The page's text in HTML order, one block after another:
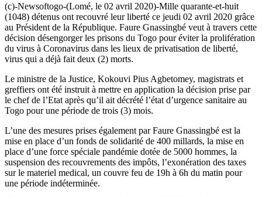
(c)-Newsoftogo-(Lomé, le 02 avril 2020)-Mille quarante-et-huit
(1048) détenus ont recouvré leur liberté ce jeudi 02 avril 2020 grâce
au Président de la République. Faure Gnassingbé veut à travers cette
décision désengorger les prisons du Togo pour éviter la prolifération
du virus à Coronavirus dans les lieux de privatisation de liberté,
virus qui a déjà fait deux (2) morts.
Le ministre de la Justice, Kokouvi Pius Agbetomey, magistrats et
greffiers ont été instruit à mettre en application la décision prise par
le chef de l’Etat après qu’il ait décrété l’état d’urgence sanitaire au
Togo pour une période de trois (3) mois.
L’une des mesures prises également par Faure Gnassingbé est la
mise en place d’un fonds de solidarité de 400 millards, la mise en
place d’une force spéciale pandémie dotée de 5000 hommes, la
suspension des recouvrements des impôts, l’exonération des taxes
sur le materiel medical, un couvre feu de 19h à 6h du matin pour
une période indéterminée.